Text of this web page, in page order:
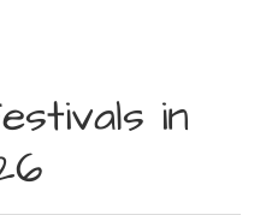
in